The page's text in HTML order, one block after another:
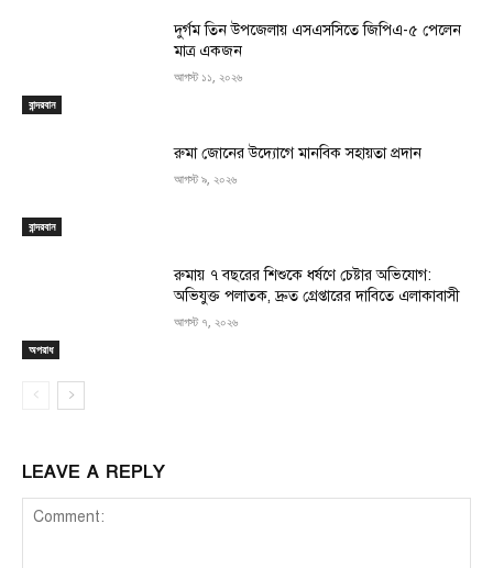
বান্দরবান
দুর্গম তিন উপজেলায় এসএসসিতে জিপিএ-৫ পেলেন
মাত্র একজন
আগস্ট ১১, ২০২৬
বান্দরবান
রুমা জোনের উদ্যোগে মানবিক সহায়তা প্রদান
আগস্ট ৯, ২০২৬
অপরাধ
রুমায় ৭ বছরের শিশুকে ধর্ষণে চেষ্টার অভিযোগ:
অভিযুক্ত পলাতক, দ্রুত গ্রেপ্তারের দাবিতে এলাকাবাসী
আগস্ট ৭, ২০২৬
LEAVE A REPLY